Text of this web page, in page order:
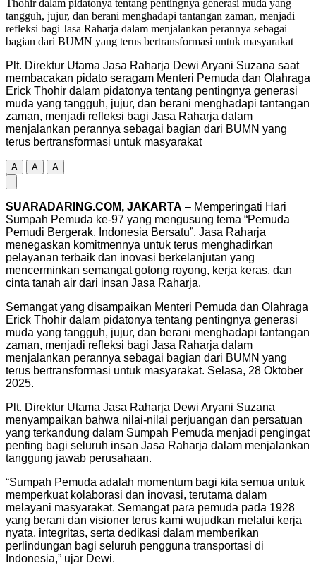
Plt. Direktur Utama Jasa Raharja Dewi Aryani Suzana saat
membacakan pidato seragam Menteri Pemuda dan Olahraga
Erick Thohir dalam pidatonya tentang pentingnya generasi
muda yang tangguh, jujur, dan berani menghadapi tantangan
zaman, menjadi refleksi bagi Jasa Raharja dalam
menjalankan perannya sebagai bagian dari BUMN yang
terus bertransformasi untuk masyarakat
A A A
SUARADARING.COM, JAKARTA – Memperingati Hari
Sumpah Pemuda ke-97 yang mengusung tema “Pemuda
Pemudi Bergerak, Indonesia Bersatu”, Jasa Raharja
menegaskan komitmennya untuk terus menghadirkan
pelayanan terbaik dan inovasi berkelanjutan yang
mencerminkan semangat gotong royong, kerja keras, dan
cinta tanah air dari insan Jasa Raharja.
Semangat yang disampaikan Menteri Pemuda dan Olahraga
Erick Thohir dalam pidatonya tentang pentingnya generasi
muda yang tangguh, jujur, dan berani menghadapi tantangan
zaman, menjadi refleksi bagi Jasa Raharja dalam
menjalankan perannya sebagai bagian dari BUMN yang
terus bertransformasi untuk masyarakat. Selasa, 28 Oktober
2025.
Plt. Direktur Utama Jasa Raharja Dewi Aryani Suzana
menyampaikan bahwa nilai-nilai perjuangan dan persatuan
yang terkandung dalam Sumpah Pemuda menjadi pengingat
penting bagi seluruh insan Jasa Raharja dalam menjalankan
tanggung jawab perusahaan.
“Sumpah Pemuda adalah momentum bagi kita semua untuk
memperkuat kolaborasi dan inovasi, terutama dalam
melayani masyarakat. Semangat para pemuda pada 1928
yang berani dan visioner terus kami wujudkan melalui kerja
nyata, integritas, serta dedikasi dalam memberikan
perlindungan bagi seluruh pengguna transportasi di
Indonesia,” ujar Dewi.